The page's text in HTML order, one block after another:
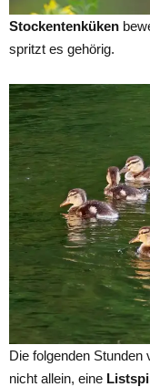
Stockentenküken
spritzt es gehörig.
Die folgenden
nicht allein, eine